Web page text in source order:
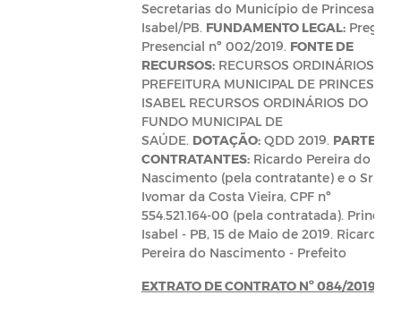
Secretarias do Município de Princesa
Isabel/PB. FUNDAMENTO LEGAL:Pregão
Presencial nº 002/2019. FONTE DE
RECURSOS:RECURSOS ORDINÁRIOS DA
PREFEITURA MUNICIPAL DE PRINCESA
ISABEL RECURSOS ORDINÁRIOS DO
FUNDO MUNICIPAL DE
SAÚDE. DOTAÇÃO:QDD 2019. PARTES
CONTRATANTES:Ricardo Pereira do
Nascimento (pela contratante) e o Sr.
Ivomar da Costa Vieira, CPF nº
554.521.164-00 (pela contratada). Princesa
Isabel - PB, 15 de Maio de 2019. Ricardo
Pereira do Nascimento - Prefeito
EXTRATO DE CONTRATO Nº 084/2019